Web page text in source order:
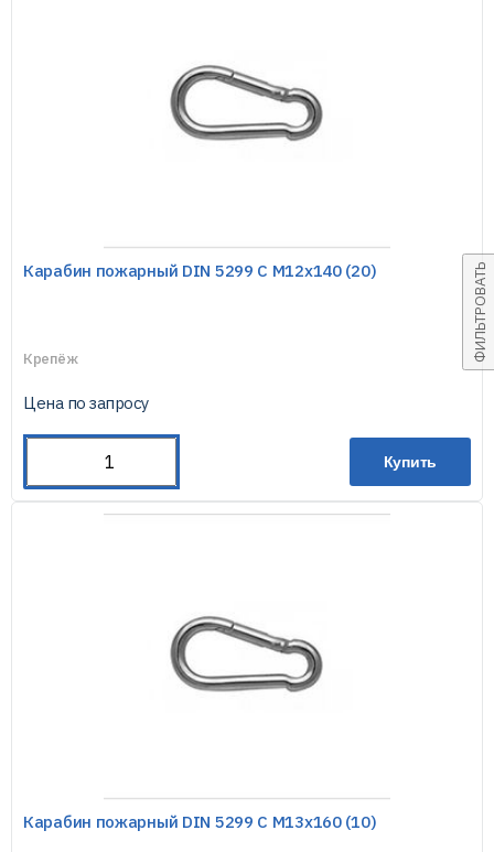
ФИЛЬТРОВАТЬ
Карабин пожарный DIN 5299 С М12х140 (20)
Крепёж
Цена по запросу
Купить
Карабин пожарный DIN 5299 С М13х160 (10)